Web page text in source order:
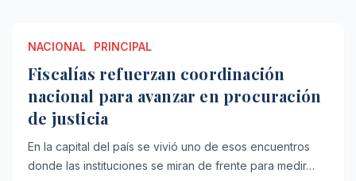
NACIONAL PRINCIPAL
Fiscalías refuerzan coordinación
nacional para avanzar en procuración
de justicia
En la capital del país se vivió uno de esos encuentros
donde las instituciones se miran de frente para medir…